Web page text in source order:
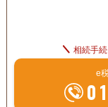
相続手
e